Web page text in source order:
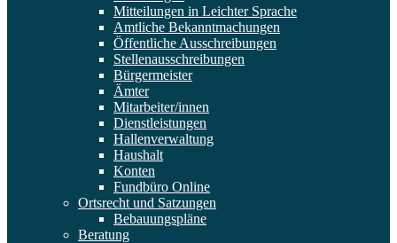
Mitteilungen in Leichter Sprache
Amtliche Bekanntmachungen
Öffentliche Ausschreibungen
Stellenausschreibungen
Bürgermeister
Ämter
Mitarbeiter/innen
Dienstleistungen
Hallenverwaltung
Haushalt
Konten
Fundbüro Online
Ortsrecht und Satzungen
Bebauungspläne
Beratung